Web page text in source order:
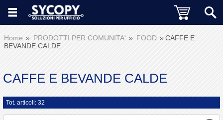
Home PRODOTTI PER COMUNITA' FOOD
CAFFE E
BEVANDE CALDE
CAFFE E BEVANDE CALDE
Tot. articoli: 32